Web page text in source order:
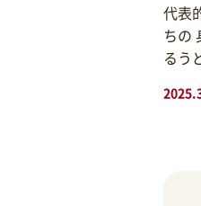
代表
ちの
るう